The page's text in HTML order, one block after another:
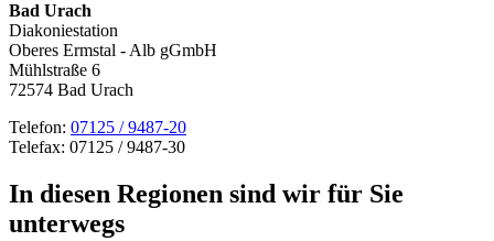
Bad Urach
Diakoniestation
Oberes Ermstal - Alb gGmbH
Mühlstraße 6
72574 Bad Urach
Telefon: 07125 / 9487-20
Telefax: 07125 / 9487-30
In diesen Regionen sind wir für Sie
unterwegs